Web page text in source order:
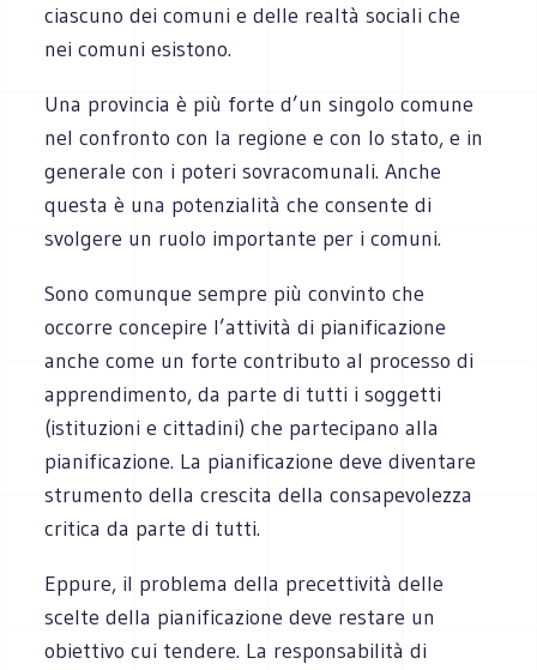
ciascuno dei comuni e delle realtà sociali che
nei comuni esistono.
Una provincia è più forte d’un singolo comune
nel confronto con la regione e con lo stato, e in
generale con i poteri sovracomunali. Anche
questa è una potenzialità che consente di
svolgere un ruolo importante per i comuni.
Sono comunque sempre più convinto che
occorre concepire l’attività di pianificazione
anche come un forte contributo al processo di
apprendimento, da parte di tutti i soggetti
(istituzioni e cittadini) che partecipano alla
pianificazione. La pianificazione deve diventare
strumento della crescita della consapevolezza
critica da parte di tutti.
Eppure, il problema della precettività delle
scelte della pianificazione deve restare un
obiettivo cui tendere. La responsabilità di